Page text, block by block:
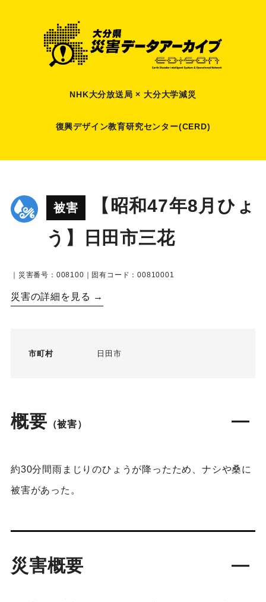
NHK大分放送局 × 大分大学減災
復興デザイン教育研究センター(CERD)
被害
【昭和47年8月ひょ
う】日田市三花
｜災害番号：008100｜固有コード：00810001
災害の詳細を見る →
市町村 日田市
概要 （被害）
約30分間雨まじりのひょうが降ったため、ナシや桑に
被害があった。
災害概要